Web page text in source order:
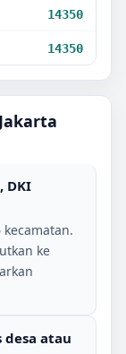
14350
14350
Jakarta
, DKI
kecamatan.
ke
desa atau